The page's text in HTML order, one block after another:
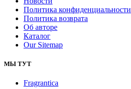
Политика конфиденциальности
Политика возврата
Об авторе
Каталог
Our Sitemap
МЫ ТУТ
Fragrantica